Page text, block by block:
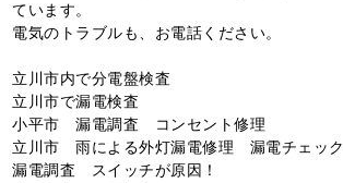
ています。
電気のトラブルも、お電話ください。
立川市内で分電盤検査
立川市で漏電検査
小平市 漏電調査 コンセント修理
立川市 雨による外灯漏電修理 漏電チェック
漏電調査 スイッチが原因！